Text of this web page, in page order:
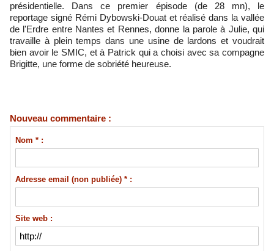
présidentielle. Dans ce premier épisode (de 28 mn), le
reportage signé Rémi Dybowski-Douat et réalisé dans la vallée
de l'Erdre entre Nantes et Rennes, donne la parole à Julie, qui
travaille à plein temps dans une usine de lardons et voudrait
bien avoir le SMIC, et à Patrick qui a choisi avec sa compagne
Brigitte, une forme de sobriété heureuse.
Nouveau commentaire :
Nom * :
Adresse email (non publiée) * :
Site web :